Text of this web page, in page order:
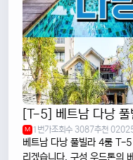
[T-5] 베트남 다낭
M 1번가조회수 3087추천 0
베트남 다낭 풀빌라 4룸 T-
리겠습니다. 구성 우드톤의